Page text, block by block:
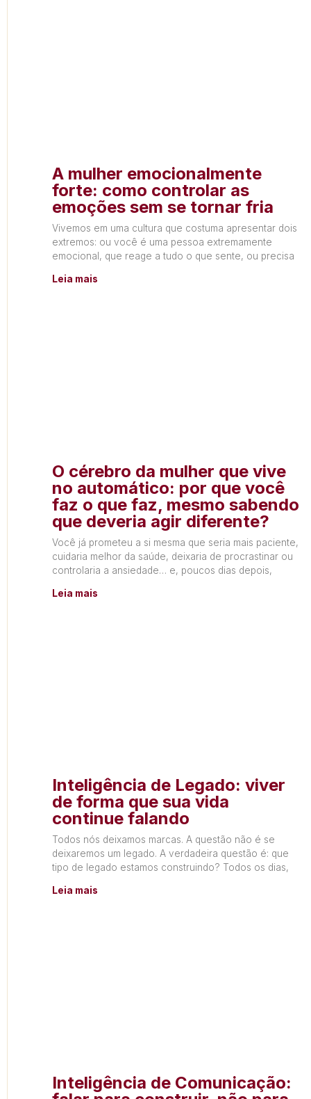
A mulher emocionalmente
forte: como controlar as
emoções sem se tornar fria
Vivemos em uma cultura que costuma apresentar dois
extremos: ou você é uma pessoa extremamente
emocional, que reage a tudo o que sente, ou precisa
Leia mais
O cérebro da mulher que vive
no automático: por que você
faz o que faz, mesmo sabendo
que deveria agir diferente?
Você já prometeu a si mesma que seria mais paciente,
cuidaria melhor da saúde, deixaria de procrastinar ou
controlaria a ansiedade… e, poucos dias depois,
Leia mais
Inteligência de Legado: viver
de forma que sua vida
continue falando
Todos nós deixamos marcas. A questão não é se
deixaremos um legado. A verdadeira questão é: que
tipo de legado estamos construindo? Todos os dias,
Leia mais
Inteligência de Comunicação: